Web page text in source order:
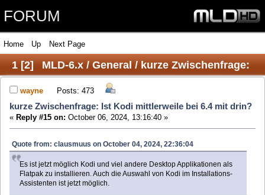
FORUM
1[2] MLD-6.x / General / kurze Zwischenfrage:
Ist Kodi mittlerweile bei 6.4 mit drin?
wayne Posts: 473
kurze Zwischenfrage: Ist Kodi mittlerweile bei 6.4 mit drin?
Quote from: clausmuus on October 04, 2024, 22:36:04
Flatpak zu installieren. Auch die Auswahl von Kodi im Installations-
Assistenten ist jetzt möglich.
Hab's grad getestet und es funktioniert...